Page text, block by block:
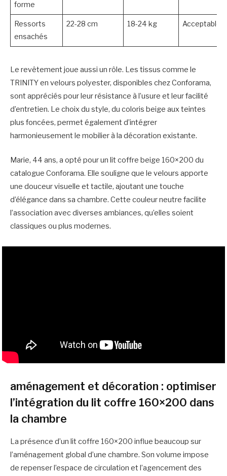
forme
Ressorts
ensachés
22-28 cm 18-24 kg Acceptable
Le revêtement joue aussi un rôle. Les tissus comme le
TRINITY en velours polyester, disponibles chez Conforama,
sont appréciés pour leur résistance à l’usure et leur facilité
d’entretien. Le choix du style, du coloris beige aux teintes
plus foncées, permet également d’intégrer
harmonieusement le mobilier à la décoration existante.
Marie, 44 ans, a opté pour un lit coffre beige 160×200 du
catalogue Conforama. Elle souligne que le velours apporte
une douceur visuelle et tactile, ajoutant une touche
d’élégance dans sa chambre. Cette couleur neutre facilite
l’association avec diverses ambiances, qu’elles soient
classiques ou plus modernes.
aménagement et décoration : optimiser
l’intégration du lit coffre 160×200 dans
la chambre
La présence d’un lit coffre 160×200 influe beaucoup sur
l’aménagement global d’une chambre. Son volume impose
de repenser l’espace de circulation et l’agencement des